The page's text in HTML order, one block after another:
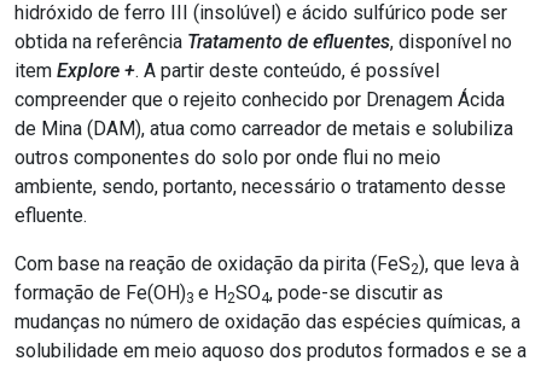
hidróxido de ferro III (insolúvel) e ácido sulfúrico pode ser
obtida na referência Tratamento de efluentes, disponível no
item Explore +. A partir deste conteúdo, é possível
compreender que o rejeito conhecido por Drenagem Ácida
de Mina (DAM), atua como carreador de metais e solubiliza
outros componentes do solo por onde flui no meio
ambiente, sendo, portanto, necessário o tratamento desse
efluente.
Com base na reação de oxidação da pirita (FeS2), que leva à
formação de Fe(OH)3 e H2SO4, pode-se discutir as
mudanças no número de oxidação das espécies químicas, a
solubilidade em meio aquoso dos produtos formados e se a